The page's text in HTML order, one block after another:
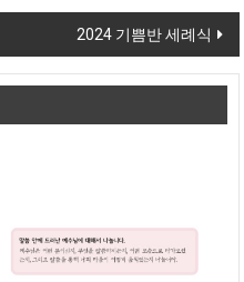
2024 기쁨반 세례식